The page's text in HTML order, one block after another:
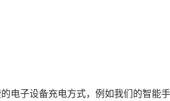
电子设备充电方式，例如我们的智能